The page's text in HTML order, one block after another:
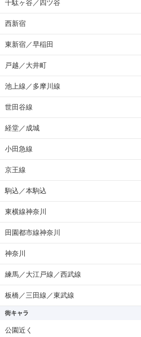
千駄ヶ谷／四ツ谷
西新宿
東新宿／早稲田
戸越／大井町
池上線／多摩川線
世田谷線
経堂／成城
小田急線
京王線
駒込／本駒込
東横線神奈川
田園都市線神奈川
神奈川
練馬／大江戸線／西武線
板橋／三田線／東武線
街キャラ
公園近く